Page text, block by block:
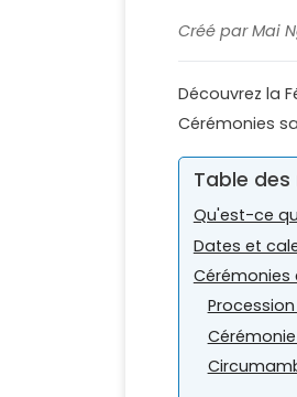
Créé par Mai
Découvrez la
Cérémonies
Table
Qu'est-ce
Dates et
Cérémonies